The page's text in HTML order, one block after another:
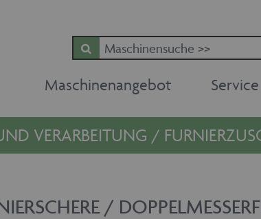
Maschinenangebot Service
VERARBEITUNG /
/